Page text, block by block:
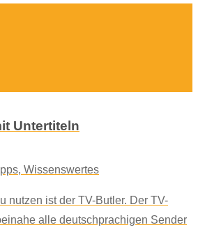
Untertiteln
, Wissenswertes
nutzen ist der TV-Butler. Der TV-
alle deutschprachigen Sender